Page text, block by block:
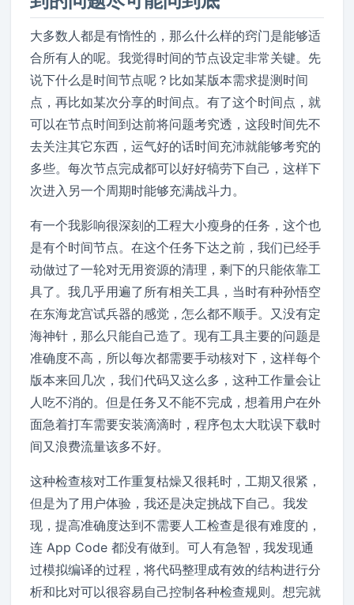
大多数人都是有惰性的，那么什么样的窍门是能够适
合所有人的呢。我觉得时间的节点设定非常关键。先
说下什么是时间节点呢？比如某版本需求提测时间
点，再比如某次分享的时间点。有了这个时间点，就
可以在节点时间到达前将问题考究透，这段时间先不
去关注其它东西，运气好的话时间充沛就能够考究的
多些。每次节点完成都可以好好犒劳下自己，这样下
次进入另一个周期时能够充满战斗力。
有一个我影响很深刻的工程大小瘦身的任务，这个也
是有个时间节点。在这个任务下达之前，我们已经手
动做过了一轮对无用资源的清理，剩下的只能依靠工
具了。我几乎用遍了所有相关工具，当时有种孙悟空
在东海龙宫试兵器的感觉，怎么都不顺手。又没有定
海神针，那么只能自己造了。现有工具主要的问题是
准确度不高，所以每次都需要手动核对下，这样每个
版本来回几次，我们代码又这么多，这种工作量会让
人吃不消的。但是任务又不能不完成，想着用户在外
面急着打车需要安装滴滴时，程序包太大耽误下载时
间又浪费流量该多不好。
这种检查核对工作重复枯燥又很耗时，工期又很紧，
但是为了用户体验，我还是决定挑战下自己。我发
现，提高准确度达到不需要人工检查是很有难度的，
连 App Code 都没有做到。可人有急智，我发现通
过模拟编译的过程，将代码整理成有效的结构进行分
析和比对可以很容易自己控制各种检查规则。想完就